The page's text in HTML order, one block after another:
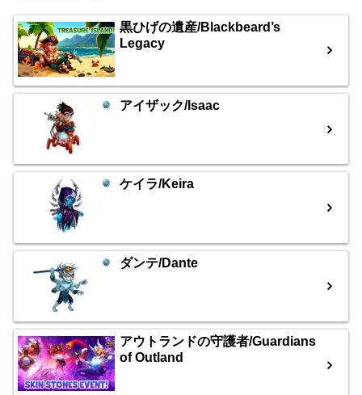
黒ひげの遺産/Blackbeard’s
Legacy
アイザック/Isaac
ケイラ/Keira
ダンテ/Dante
アウトランドの守護者/Guardians
of Outland